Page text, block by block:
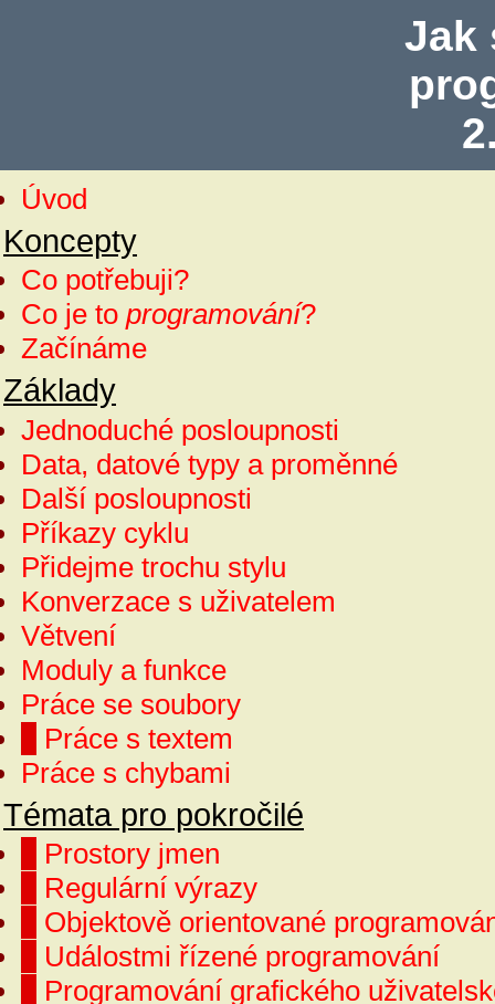
Jak
Úvod
Koncepty
Co potřebuji?
Co je to programování?
Začínáme
Základy
Jednoduché posloupnosti
Data, datové typy a proměnné
Další posloupnosti
Příkazy cyklu
Přidejme trochu stylu
Konverzace s uživatelem
Větvení
Moduly a funkce
Práce se soubory
Práce s textem
Práce s chybami
Témata pro pokročilé
Prostory jmen
Regulární výrazy
Objektově orientované
Událostmi řízené programování
Programování grafického